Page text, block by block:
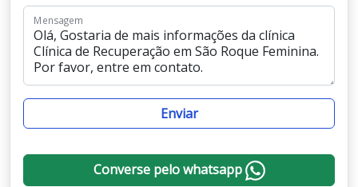
Mensagem
Enviar
Converse pelo whatsapp